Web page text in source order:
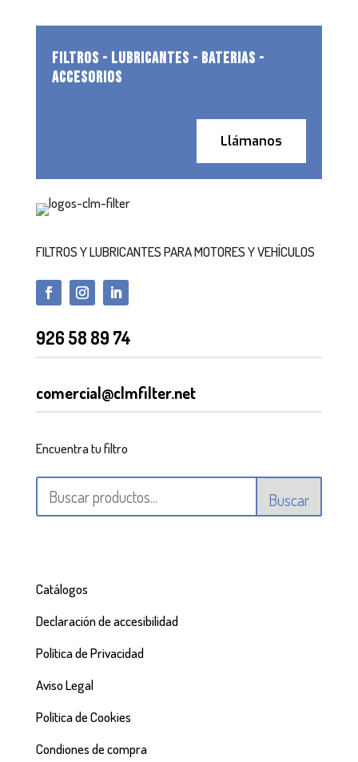
FILTROS - LUBRICANTES - BATERIAS -
ACCESORIOS
Llámanos
FILTROS Y LUBRICANTES PARA MOTORES Y VEHÍCULOS
926 58 89 74
comercial@clmfilter.net
Encuentra tu filtro
Buscar
Catálogos
Declaración de accesibilidad
Política de Privacidad
Aviso Legal
Política de Cookies
Condiones de compra